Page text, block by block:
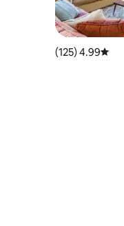
דירוג ממוצע של 4.99 מתוך 5, 125 ביקורות
4.99 (125)